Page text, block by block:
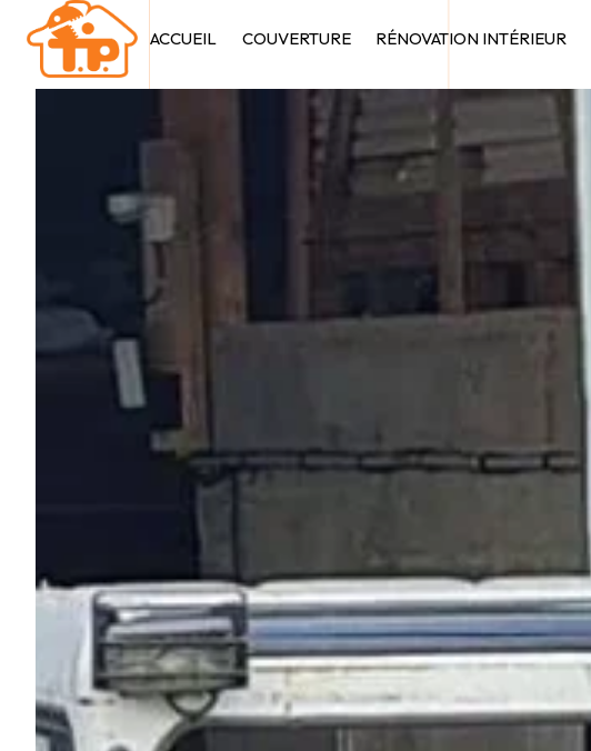
ACCUEIL COUVERTURE RÉNOVATION INTÉRIEUR
Panneau de gestion des cookies